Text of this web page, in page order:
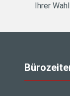
Ihrer Wahl